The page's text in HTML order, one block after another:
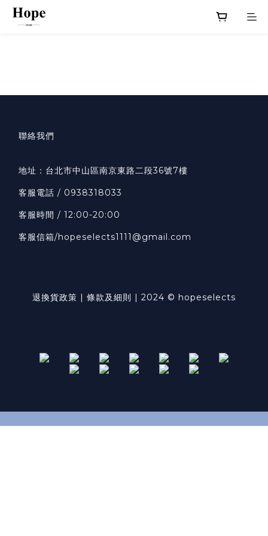
聯絡我們
地址： 台北市中山區南京東路二段36號7樓
客服電話 / 0938318033
客服時間 / 12:00-20:00
客服信箱/hopeselects1111@gmail.com
退換貨政策 | 條款及細則 | 2024 © hopeselects